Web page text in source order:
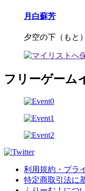
月白蘇芳
夕空の下（もと
フリーゲーム
利用規約・プラ
特定商取引法に